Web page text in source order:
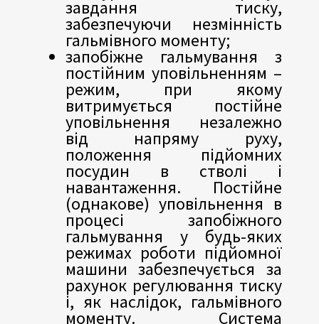
завдання тиску,
забезпечуючи незмінність
гальмівного моменту;
запобіжне гальмування з
постійним уповільненням –
режим, при якому
витримується постійне
уповільнення незалежно
від напряму руху,
положення підйомних
посудин в стволі і
навантаження. Постійне
(однакове) уповільнення в
процесі запобіжного
гальмування у будь-яких
режимах роботи підйомної
машини забезпечується за
рахунок регулювання тиску
і, як наслідок, гальмівного
моменту. Система